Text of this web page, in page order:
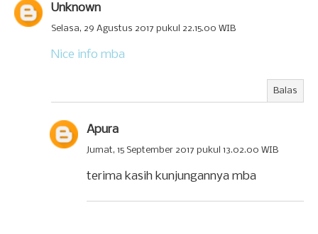
Unknown
Selasa, 29 Agustus 2017 pukul 22.15.00 WIB
Nice info mba
Balas
Apura
Jumat, 15 September 2017 pukul 13.02.00 WIB
terima kasih kunjungannya mba